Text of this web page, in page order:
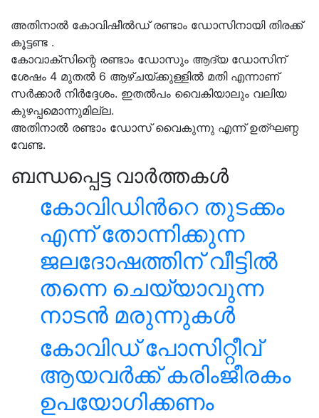
അതിനാൽ കോവിഷീൽഡ് രണ്ടാം ഡോസിനായി തിരക്ക്
കൂട്ടണ്ട .
കോവാക്സിന്റെ രണ്ടാം ഡോസും ആദ്യ ഡോസിന്
ശേഷം 4 മുതൽ 6 ആഴ്ചയ്ക്കുള്ളിൽ മതി എന്നാണ്
സർക്കാർ നിർദ്ദേശം. ഇതൽപം വൈകിയാലും വലിയ
കുഴപ്പമൊന്നുമില്ല.
അതിനാൽ രണ്ടാം ഡോസ് വൈകുന്നു എന്ന് ഉത്ഘണ്ഠ
വേണ്ട.
ബന്ധപ്പെട്ട വാർത്തകൾ
കോവിഡിൻറെ തുടക്കം
എന്ന് തോന്നിക്കുന്ന
ജലദോഷത്തിന് വീട്ടിൽ
തന്നെ ചെയ്യാവുന്ന
നാടൻ മരുന്നുകൾ
കോവിഡ് പോസിറ്റീവ്
ആയവർക്ക് കരിംജീരകം
ഉപയോഗിക്കണം